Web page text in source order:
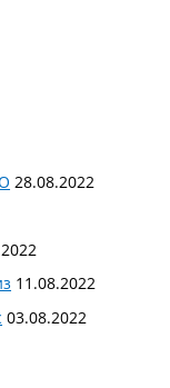
28.08.2022
11.08.2022
03.08.2022